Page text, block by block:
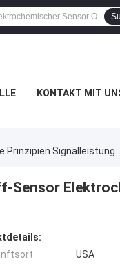
KONTAKT MIT
Prinzipien Signalleistung
Sensor
USA